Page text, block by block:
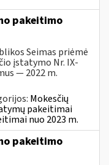
pakeitimo
Seimas priėmė
įstatymo Nr. IX-
— 2022 m.
Mokesčių
pakeitimai
nuo 2023 m.
pakeitimo